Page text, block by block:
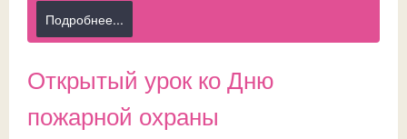
Подробнее...
Открытый урок ко Дню
пожарной охраны